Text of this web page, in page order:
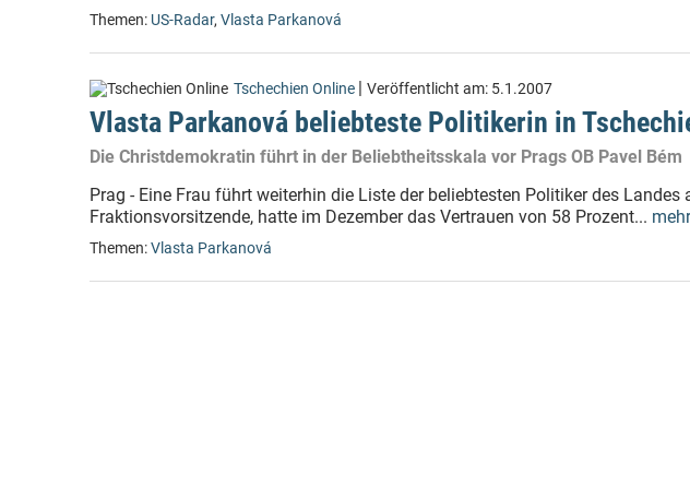
Themen: US-Radar, Vlasta Parkanová
Tschechien Online | Veröffentlicht am: 5.1.2007
Vlasta Parkanová beliebteste Politikerin in
Die Christdemokratin führt in der Beliebtheitsskala vor Prags OB Pavel Bém
Prag - Eine Frau führt weiterhin die Liste der beliebtesten Politiker des Landes
Fraktionsvorsitzende, hatte im Dezember das Vertrauen von 58 Prozent...
Themen:Vlasta Parkanová